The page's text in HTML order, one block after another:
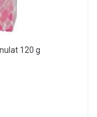
120 g